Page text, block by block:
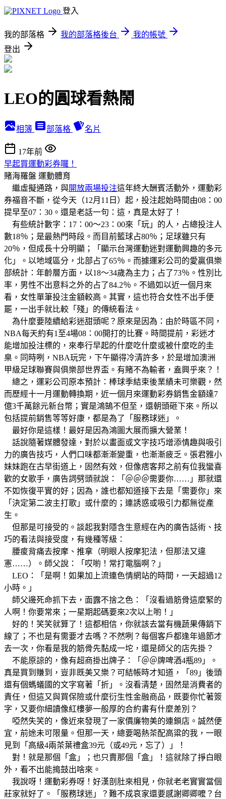
登入
我的部落格 我的部落格後台
我的帳號
登出
LEO的圓球看熱鬧
相簿 部落格 名片
17年前
早起買運動彩券囉！
賭海羅盤 運動體育
繼虛擬通路，與開放兩場投注這年終大酬賓活動外，運動彩
券福音不斷，從今天（12月11日）起，投注起始時間由08：00
提早至07：30。還是老話一句：這，真是太好了！
有些統計數字：17：00～23：00來「玩」的人，占總投注人
數18％；是最熱門時段。而目前籃球占80％；足球雖只有
20％，但成長十分明顯；「顯示台灣運動迷對運動興趣的多元
化」。以地域區分，北部占了65％。而據運彩公司的愛贏俱樂
部統計：年齡層方面，以18～34歲為主力；占了73％。性別比
率，男性不出意料之外的占了84.2％。不過如以近一個月來
看，女性單筆投注金額較高。其實，這也符合女性不出手便
罷，一出手就比較「殘」的傳統看法。
為什麼要陸續給彩迷甜頭呢？原來是因為：由於時區不同，
NBA每天約有1至4場08：00開打的比賽。時間提前，彩迷才
能增加投注標的，來奉行早起的什麼吃什麼或被什麼吃的圭
臬。同時咧，NBA玩完，下午顯得冷清許多，於是增加澳洲
甲級足球聯賽與俱樂部世界盃。有賭不為輸者，盍興乎來？！
總之，運彩公司原本預計：棒球季結束後業績未可樂觀，然
而歷經十一月運動轉換期，近一個月來運動彩券銷售金額達7
億3千萬餘元新台幣；實是鴻鵠不但至，還朝頭砸下來。所以
包括提前銷售等等好康，都是為了「服務球迷」。
最好你是這樣！最好是因為鴻圖大展而擴大營業！
話說隨著媒體發達，對於以畫面或文字技巧增添情趣與吸引
力的廣告技巧，人們口味都漸漸變重，也漸漸疲乏。張君雅小
妹妹跑在古早街道上，固然有效，但像痞客邦之前有位我蠻喜
歡的女歌手，廣告詞劈頭就說：「＠＠＠需要你……」那就還
不如恢復平實的好；因為，誰也都知道接下去是「需要你」來
「決定第二波主打歌」或什麼的；連誘惑或吸引力都無從產
生。
但那是可接受的。談起我對隱含生意經在內的廣告話術、技
巧的看法與接受度，有幾種等級：
腰痠背痛去按摩、推拿（明眼人按摩犯法，但那法又違
憲……）。師父說：「哎喲！常打電腦啊？」
LEO：「是啊！如果加上流連色情網站的時間，一天超過12
小時。」
師父邊死命抓下去，面露不捨之色：「沒看過筋骨這麼緊的
人啊！你要常來；一星期起碼要來2次以上喲！」
好的！笑笑就算了！這都相信，你就該去當有機蔬果傳銷下
線了；不也是有需要才去嗎？不然咧？每個客戶都逢年過節才
去一次，你看是我的筋骨先黏成一坨，還是師父的店先掛？
不能原諒的，像有超商掛出牌子：「＠＠牌啤酒4瓶89」。
真是買到賺到，豈非既美又樂？可結帳時才知道，「89」後頭
還有個螞蟻國的文字寫著「折」。沒看清楚，固然是消費者的
責任，但這又與買保險或什麼衍生性金融商品，既要你忙著簽
字，又要你細讀像紅樓夢一般厚的合約書有什麼差別？
啞然失笑的，像近來發現了一家價廉物美的連鎖店。誠然便
宜，前途未可限量。但那一天，總要喝熱茶配高粱的我，一眼
見到「高級4兩茶葉禮盒39元（或49元，忘了）」！
對！就是那個「盒」；也只賣那個「盒」！這就除了掙白眼
外，看不出能搗鼓出啥來。
我說呀！運動彩券呀！好漢剖肚來相見，你就老老實實當個
莊家就好了。「服務球迷」？難不成哀家還要感謝卿卿嚒？台